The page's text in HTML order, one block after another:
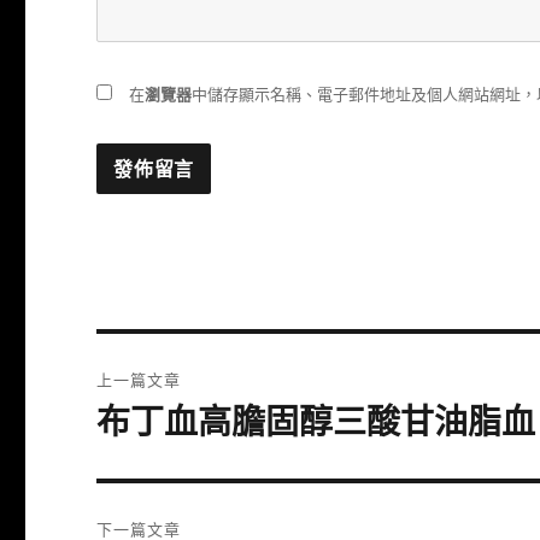
在瀏覽器中儲存顯示名稱、電子郵件地址及個人網站網址
章
上一篇文章
上
篇
文
布丁血高膽固醇三酸甘油脂血
下一篇文章